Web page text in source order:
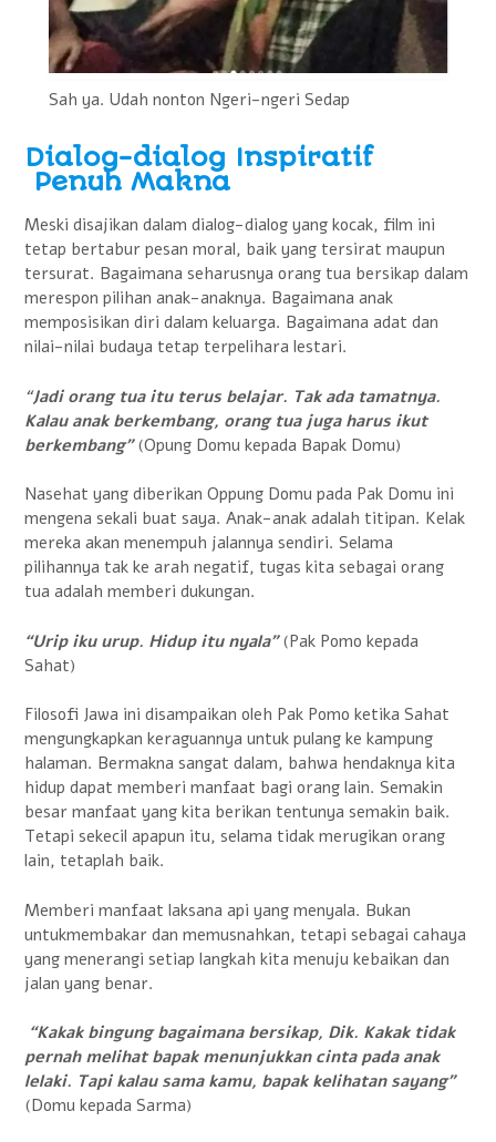
Sah ya. Udah nonton Ngeri-ngeri Sedap
Dialog-dialog Inspiratif
Penuh Makna
Meski disajikan dalam dialog-dialog yang kocak, film ini
tetap bertabur pesan moral, baik yang tersirat maupun
tersurat. Bagaimana seharusnya orang tua bersikap dalam
merespon pilihan anak-anaknya. Bagaimana anak
memposisikan diri dalam keluarga. Bagaimana adat dan
nilai-nilai budaya tetap terpelihara lestari.
“Jadi orang tua itu terus belajar. Tak ada tamatnya.
Kalau anak berkembang, orang tua juga harus ikut
berkembang”(Opung Domu kepada Bapak Domu)
Nasehat yang diberikan Oppung Domu pada Pak Domu ini
mengena sekali buat saya. Anak-anak adalah titipan. Kelak
mereka akan menempuh jalannya sendiri. Selama
pilihannya tak ke arah negatif, tugas kita sebagai orang
tua adalah memberi dukungan.
“Urip iku urup. Hidup itu nyala” (Pak Pomo kepada
Sahat)
Filosofi Jawa ini disampaikan oleh Pak Pomo ketika Sahat
mengungkapkan keraguannya untuk pulang ke kampung
halaman. Bermakna sangat dalam, bahwa hendaknya kita
hidup dapat memberi manfaat bagi orang lain. Semakin
besar manfaat yang kita berikan tentunya semakin baik.
Tetapi sekecil apapun itu, selama tidak merugikan orang
lain, tetaplah baik.
Memberi manfaat laksana api yang menyala. Bukan
untukmembakar dan memusnahkan, tetapi sebagai cahaya
yang menerangi setiap langkah kita menuju kebaikan dan
jalan yang benar.
“Kakak bingung bagaimana bersikap, Dik. Kakak tidak
pernah melihat bapak menunjukkan cinta pada anak
lelaki. Tapi kalau sama kamu, bapak kelihatan sayang”
(Domu kepada Sarma)